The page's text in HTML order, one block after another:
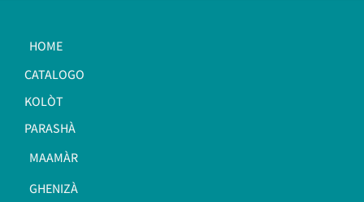
HOME
CATALOGO
KOLÒT
PARASHÀ
MAAMÀR
GHENIZÀ